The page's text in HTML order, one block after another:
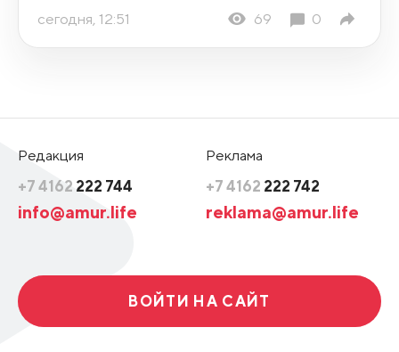
сегодня, 12:51 69 0
Редакция
+7 4162 222 744
info@amur.life
Реклама
+7 4162 222 742
reklama@amur.life
ВОЙТИ НА САЙТ